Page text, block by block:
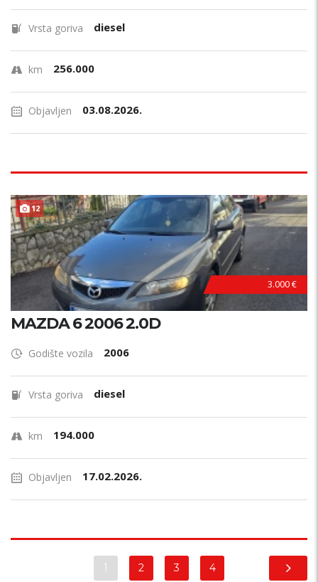
Vrsta goriva diesel
km 256.000
Objavljen 03.08.2026.
12
3.000 €
MAZDA 6 2006 2.0D
Godište vozila 2006
Vrsta goriva diesel
km 194.000
Objavljen 17.02.2026.
1 2 3 4